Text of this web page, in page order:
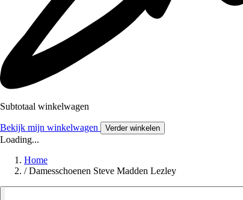
Subtotaal winkelwagen
Bekijk mijn winkelwagen Verder winkelen
Loading...
Home
/ Damesschoenen Steve Madden Lezley